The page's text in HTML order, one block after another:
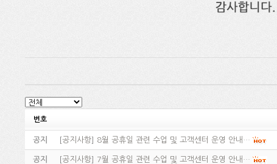
번호
공지 [공지사항] 8월 공휴일 관련 수업 및 고객센터 운영 안내…
공지 [공지사항] 7월 공휴일 관련 수업 및 고객센터 운영 안내…